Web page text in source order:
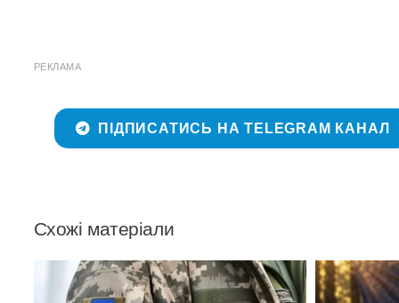
РЕКЛАМА
ПІДПИСАТИСЬ НА TELEGRAM КАНАЛ
Схожі матеріали